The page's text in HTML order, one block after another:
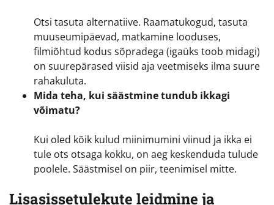
Otsi tasuta alternatiive. Raamatukogud, tasuta
muuseumipäevad, matkamine looduses,
filmiõhtud kodus sõpradega (igaüks toob midagi)
on suurepärased viisid aja veetmiseks ilma suure
rahakuluta.
Mida teha, kui säästmine tundub ikkagi
võimatu?
Kui oled kõik kulud miinimumini viinud ja ikka ei
tule ots otsaga kokku, on aeg keskenduda tulude
poolele. Säästmisel on piir, teenimisel mitte.
Lisasissetulekute leidmine ja